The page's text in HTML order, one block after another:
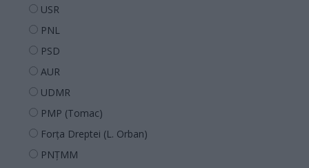
USR
PNL
PSD
AUR
UDMR
PMP (Tomac)
Forța Dreptei (L. Orban)
PNȚMM